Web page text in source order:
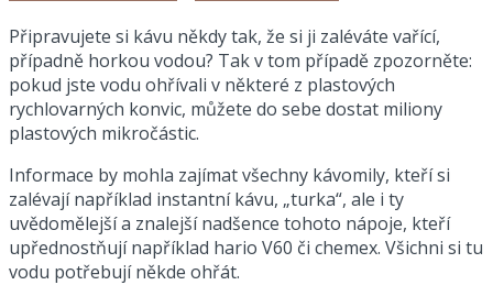
Připravujete si kávu někdy tak, že si ji zaléváte vařící,
případně horkou vodou? Tak v tom případě zpozorněte:
pokud jste vodu ohřívali v některé z plastových
rychlovarných konvic, můžete do sebe dostat miliony
plastových mikročástic.
Informace by mohla zajímat všechny kávomily, kteří si
zalévají například instantní kávu, „turka“, ale i ty
uvědomělejší a znalejší nadšence tohoto nápoje, kteří
upřednostňují například hario V60 či chemex. Všichni si tu
vodu potřebují někde ohřát.